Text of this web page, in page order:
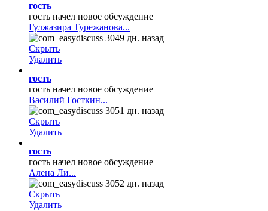
гость
гость начел новое обсуждение
Гулжазира Турежанова...
3049 дн. назад
Скрыть
Удалить
гость
гость начел новое обсуждение
Василий Госткин...
3051 дн. назад
Скрыть
Удалить
гость
гость начел новое обсуждение
Алена Ли...
3052 дн. назад
Скрыть
Удалить